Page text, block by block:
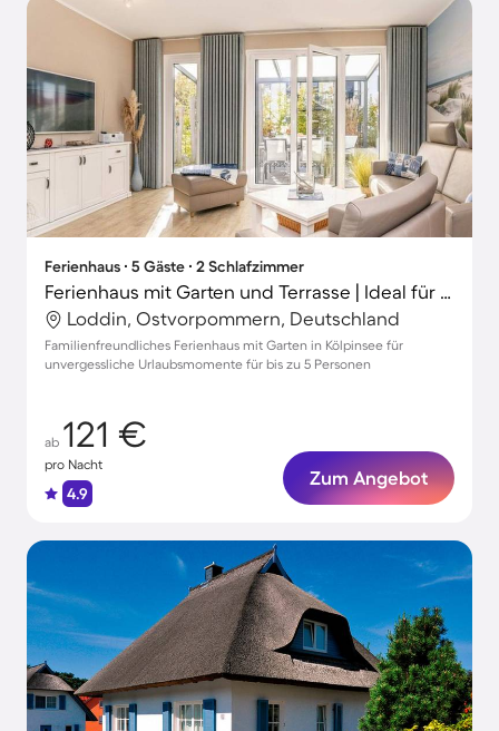
Ferienhaus ∙ 5 Gäste ∙ 2 Schlafzimmer
Ferienhaus mit Garten und Terrasse | Ideal für Homeoffice
Loddin, Ostvorpommern, Deutschland
Familienfreundliches Ferienhaus mit Garten in Kölpinsee für
unvergessliche Urlaubsmomente für bis zu 5 Personen
ab 121 €
pro Nacht
4.9
Zum Angebot